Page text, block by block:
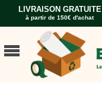
ACCUEIL
CARTONS
DÉMÉNAGEMENT
LIVRAISON GRATUITE
à partir de 150€ d'achat